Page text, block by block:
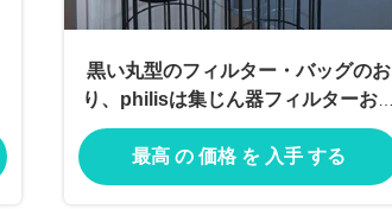
黒い丸型のフィルター・バッグのお
り、philisは集じん器フィルターおり
を
最高 の 価格 を 入手 する